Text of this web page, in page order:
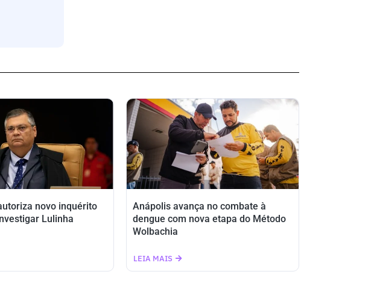
novo inquérito
Lulinha
Anápolis avança no combate à
dengue com nova etapa do Método
Wolbachia
LEIA MAIS